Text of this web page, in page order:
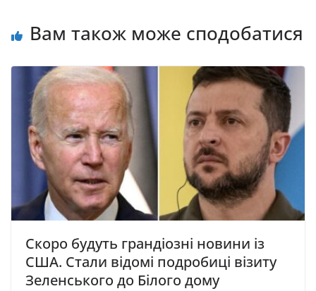
Вам також може сподобатися
Скоро будуть грандіозні новини із
США. Стали відомі подробиці візиту
Зеленського до Білого дому